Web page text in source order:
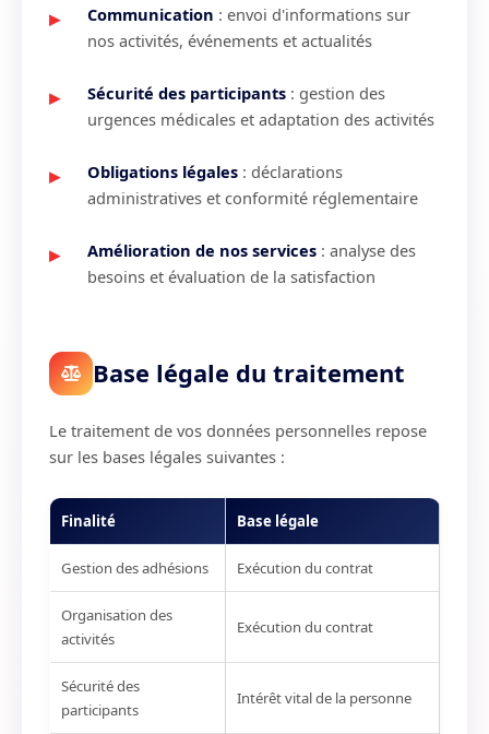
Communication : envoi d'informations sur
nos activités, événements et actualités
Sécurité des participants : gestion des
urgences médicales et adaptation des activités
Obligations légales : déclarations
administratives et conformité réglementaire
Amélioration de nos services : analyse des
besoins et évaluation de la satisfaction
Base légale du traitement
Le traitement de vos données personnelles repose
sur les bases légales suivantes :
Finalité Base légale
Gestion des adhésions Exécution du contrat
Organisation des
activités
Exécution du contrat
Sécurité des
participants
Intérêt vital de la personne